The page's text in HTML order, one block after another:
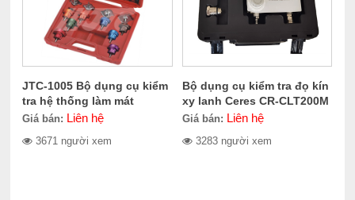
JTC-1005 Bộ dụng cụ kiểm
tra hệ thống làm mát
Giá bán: Liên hệ
3671 người xem
Bộ dụng cụ kiểm tra đọ kín
xy lanh Ceres CR-CLT200M
Giá bán: Liên hệ
3283 người xem